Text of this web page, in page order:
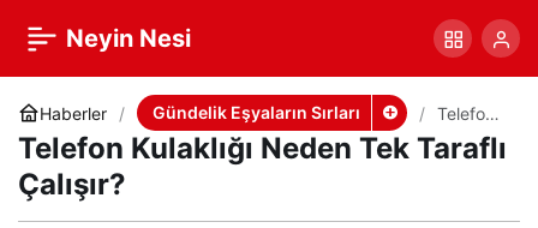
Neyin Nesi
Haberler Gündelik Eşyaların Sırları
Telefon
Kulaklığı
Neden
Telefon Kulaklığı Neden Tek Taraflı
Çalışır?
Telefon Kulaklığı Neden
Tek Taraflı Çalışır?
Paylaş